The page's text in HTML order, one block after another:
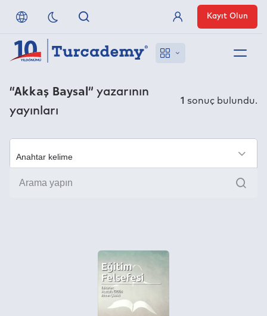
Referanslarımız
Uzaktan Erişim
Nasıl Erişirim
Üye Girişi
Kayıt Olun
“Akkaş Baysal” yazarının
yayınları
1 sonuç bulundu.
Ara